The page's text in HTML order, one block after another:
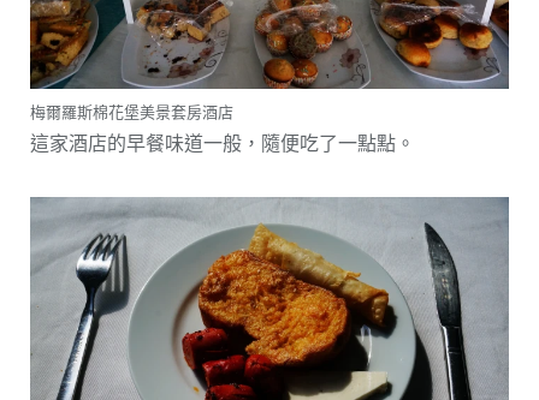
梅爾羅斯棉花堡美景套房酒店
這家酒店的早餐味道一般，隨便吃了一點點。